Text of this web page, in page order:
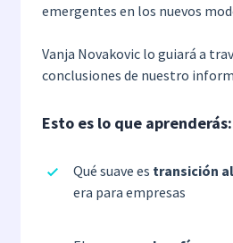
emergentes en los nuevos
Vanja Novakovic lo guiará a
conclusiones de nuestro
Esto es lo que aprenderás:
Qué suave es transición
era para empresas